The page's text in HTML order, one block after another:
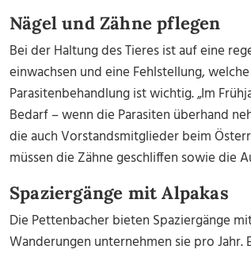
Nägel und Zähne pflegen
Bei der Haltung des Tieres ist auf eine
einwachsen und eine Fehlstellung,
Parasitenbehandlung ist wichtig. „Im
Bedarf – wenn die Parasiten überhand
die auch Vorstandsmitglieder beim
müssen die Zähne geschliffen sowie die
Spaziergänge mit Alpakas
Die Pettenbacher bieten Spaziergänge
Wanderungen unternehmen sie pro